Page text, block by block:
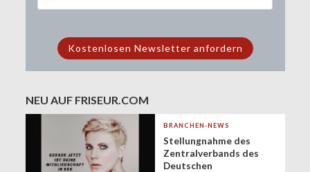
NEU AUF FRISEUR.COM
BRANCHEN-NEWS
Stellungnahme des
Zentralverbands des
Deutschen